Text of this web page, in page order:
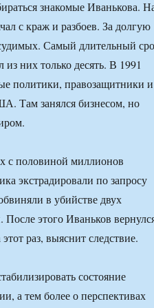
знакомые Иванькова.
с краж и разбоев. За долгую
Самый длительный
них только десять. В 1991
политики, правозащитники и
Там занялся бизнесом, но
с половиной миллионов
экстрадировали по запросу
в убийстве двух
этого Иваньков
раз, выяснит следствие.
состояние
а тем более о перспективах